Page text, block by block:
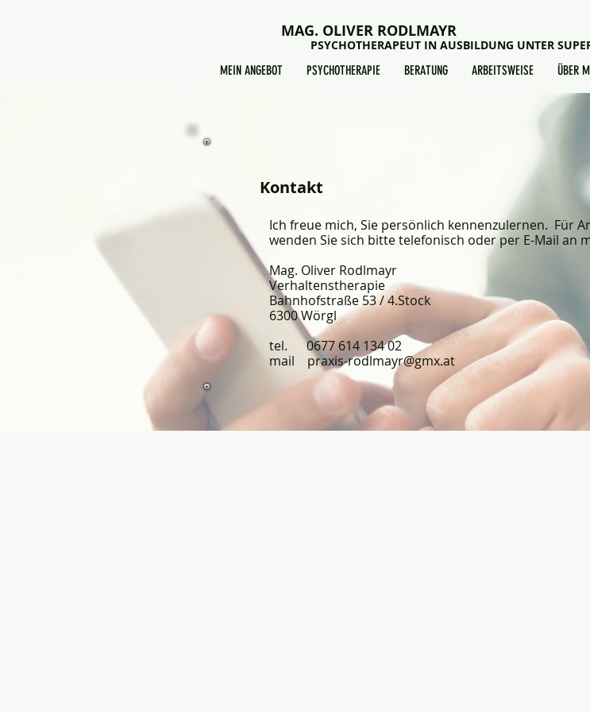
MAG. OLIVER RODLMAYR
PSYCHOTHERAPEUT IN AUSBILDUNG UNTER
MEIN ANGEBOT
PSYCHOTHERAPIE BERATUNG ARBEITSWEISE ÜBER
Kontakt
Ich freue mich, Sie persönlich kennenzulernen. Für
wenden Sie sich bitte telefonisch oder per E-Mail an
Mag. Oliver Rodlmayr
Verhaltenstherapie
Bahnhofstraße 53 / 4.Stock
6300 Wörgl
tel. 0677 614 134 02
mail praxis-rodlmayr@gmx.at